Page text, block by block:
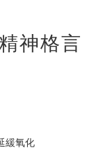
神格言
緩氧化